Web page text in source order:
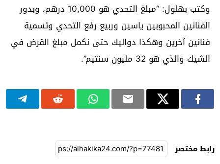
وكتب بهلول: “مبلغ التحدي هو 10,000 درهم، وبدور
الفنانين المحبوبين ياسين وربيع رفع التحدي وتسمية
فنانين آخرين وهكذا دواليك حتى نكمل مبلغ القرض في
الشيك والذي هو 32 مليون سنتيم”.
رابط مختصر